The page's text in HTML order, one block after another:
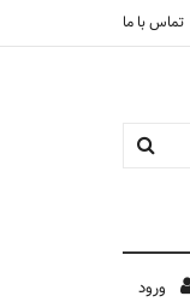
تماس با ما
ورود